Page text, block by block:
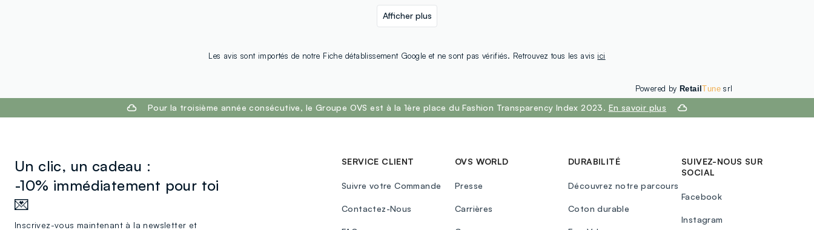
Les avis sont importés de notre Fiche détablissement Google et ne sont pas vérifiés. Retrouvez tous les avis ici
Afficher plus
Powered by RetailTunesrl
Pour la troisième année consécutive, le Groupe OVS est à la 1ère place du Fashion Transparency Index 2023. En savoir plus
Un clic, un cadeau :
-10% immédiatement pour toi
💌
Inscrivez-vous maintenant à la newsletter et
SERVICE CLIENT
Suivre votre Commande
Contactez-Nous
OVS WORLD
Presse
Carrières
DURABILITÉ
Découvrez notre parcours
Coton durable
SUIVEZ-NOUS SUR
SOCIAL
Facebook
Instagram